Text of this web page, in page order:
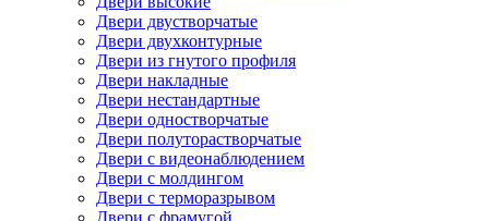
Двери двустворчатые
Двери двухконтурные
Двери из гнутого профиля
Двери накладные
Двери нестандартные
Двери одностворчатые
Двери полуторастворчатые
Двери с видеонаблюдением
Двери с молдингом
Двери с терморазрывом
Двери с фрамугой